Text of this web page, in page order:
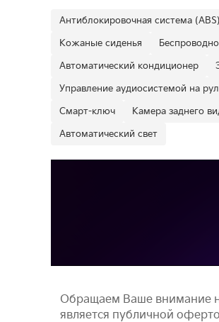
Антиблокировочная система (ABS)
Кожаные сиденья
Автоматический кондиционер
Управление аудиосистемой на
Смарт-ключ
Камера заднего
Автоматический свет
Обращаем Ваше внимание
является публичной